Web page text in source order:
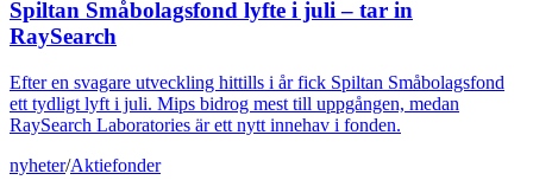
Spiltan Småbolagsfond lyfte i juli – tar in
RaySearch
Efter en svagare utveckling hittills i år fick Spiltan Småbolagsfond
ett tydligt lyft i juli. Mips bidrog mest till uppgången, medan
RaySearch Laboratories är ett nytt innehav i fonden.
nyheter/Aktiefonder